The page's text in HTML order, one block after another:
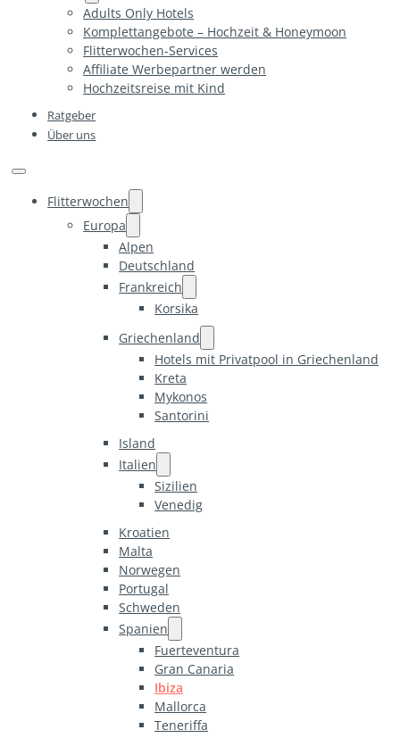
Adults Only Hotels
Komplettangebote – Hochzeit & Honeymoon
Flitterwochen-Services
Affiliate Werbepartner werden
Hochzeitsreise mit Kind
Ratgeber
Über uns
Flitterwochen
Europa
Alpen
Deutschland
Frankreich
Korsika
Griechenland
Hotels mit Privatpool in Griechenland
Kreta
Mykonos
Santorini
Island
Italien
Sizilien
Venedig
Kroatien
Malta
Norwegen
Portugal
Schweden
Spanien
Fuerteventura
Gran Canaria
Ibiza
Mallorca
Teneriffa